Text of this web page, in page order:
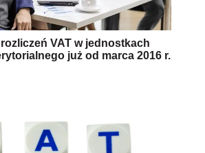
VAT w jednostkach
już od marca 2016 r.